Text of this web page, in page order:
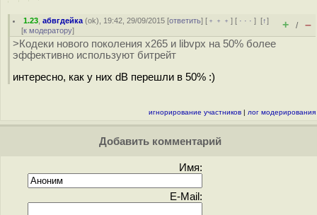
1.23 ,абвгдейка (ok), 19:42, 29/09/2015 [ответить] [ ﹢﹢﹢] [ · · ·][↑]
[к модератору] + / –
>Кодеки нового поколения x265 и libvpx на 50% более
эффективно используют битрейт
интересно, как у них dB перешли в 50% :)
игнорирование участников | лог модерирования
Добавить комментарий
Имя:
E-Mail: